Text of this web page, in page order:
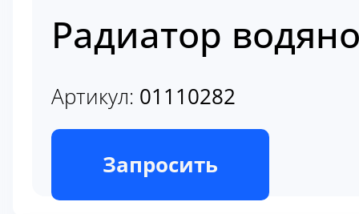
Радиатор
Артикул: 01110282
В наличии
Запросить